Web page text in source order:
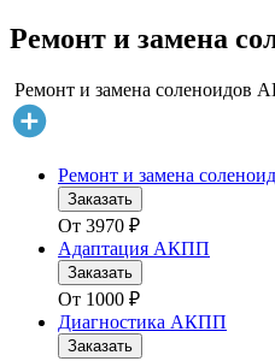
Ремонт и замена
Ремонт и замена соленоидов
Ремонт и замена
Заказать
От 3970 ₽
Адаптация АКПП
Заказать
От 1000 ₽
Диагностика АКПП
Заказать